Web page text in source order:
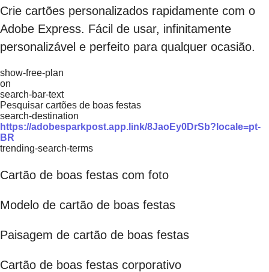
Crie cartões personalizados rapidamente com o
Adobe Express. Fácil de usar, infinitamente
personalizável e perfeito para qualquer ocasião.
show-free-plan
on
search-bar-text
Pesquisar cartões de boas festas
search-destination
https://adobesparkpost.app.link/8JaoEy0DrSb?locale=pt-
BR
trending-search-terms
Cartão de boas festas com foto
Modelo de cartão de boas festas
Paisagem de cartão de boas festas
Cartão de boas festas corporativo